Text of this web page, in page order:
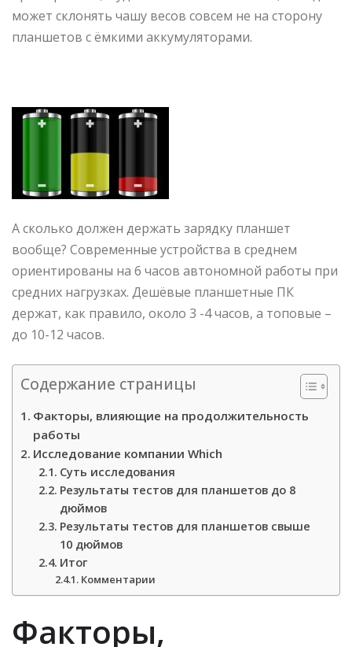
может склонять чашу весов совсем не на сторону
планшетов с ёмкими аккумуляторами.
А сколько должен держать зарядку планшет
вообще? Современные устройства в среднем
ориентированы на 6 часов автономной работы при
средних нагрузках. Дешёвые планшетные ПК
держат, как правило, около 3 -4 часов, а топовые –
до 10-12 часов.
Содержание страницы
Факторы, влияющие на продолжительность
работы
Исследование компании Which
Суть исследования
Результаты тестов для планшетов до 8
дюймов
Результаты тестов для планшетов свыше
10 дюймов
Итог
Комментарии
Факторы,